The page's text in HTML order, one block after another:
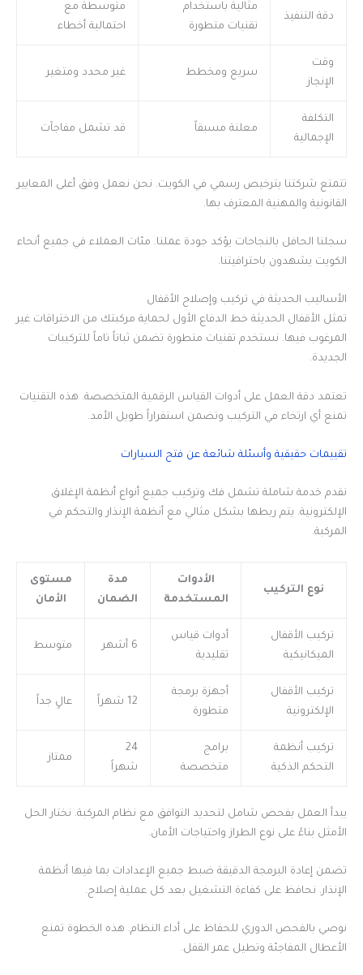
دقة التنفيذ
مثالية باستخدام
تقنيات متطورة
متوسطة مع
احتمالية أخطاء
وقت
الإنجاز
سريع ومخطط غير محدد ومتغير
التكلفة
الإجمالية
معلنة مسبقاً قد تشمل مفاجآت
تتمتع شركتنا بترخيص رسمي في الكويت. نحن نعمل وفق أعلى المعايير
القانونية والمهنية المعترف بها.
سجلنا الحافل بالنجاحات يؤكد جودة عملنا. مئات العملاء في جميع أنحاء
الكويت يشهدون باحترافيتنا.
الأساليب الحديثة في تركيب وإصلاح الأقفال
تمثل الأقفال الحديثة خط الدفاع الأول لحماية مركبتك من الاختراقات غير
المرغوب فيها. نستخدم تقنيات متطورة تضمن ثباتاً تاماً للتركيبات
الجديدة.
تعتمد دقة العمل على أدوات القياس الرقمية المتخصصة. هذه التقنيات
تمنع أي ارتخاء في التركيب وتضمن استقراراً طويل الأمد.
تقييمات حقيقية وأسئلة شائعة عن فتح السيارات
نقدم خدمة شاملة تشمل فك وتركيب جميع أنواع أنظمة الإغلاق
الإلكترونية. يتم ربطها بشكل مثالي مع أنظمة الإنذار والتحكم في
المركبة.
نوع التركيب
الأدوات
المستخدمة
مدة
الضمان
مستوى
الأمان
تركيب الأقفال
الميكانيكية
أدوات قياس
تقليدية
6 أشهر متوسط
تركيب الأقفال
الإلكترونية
أجهزة برمجة
متطورة
12 شهراً عالٍ جداً
تركيب أنظمة
التحكم الذكية
برامج
متخصصة
24
شهراً
ممتاز
يبدأ العمل بفحص شامل لتحديد التوافق مع نظام المركبة. نختار الحل
الأمثل بناءً على نوع الطراز واحتياجات الأمان.
تضمن إعادة البرمجة الدقيقة ضبط جميع الإعدادات بما فيها أنظمة
الإنذار. نحافظ على كفاءة التشغيل بعد كل عملية إصلاح.
نوصي بالفحص الدوري للحفاظ على أداء النظام. هذه الخطوة تمنع
الأعطال المفاجئة وتطيل عمر القفل.